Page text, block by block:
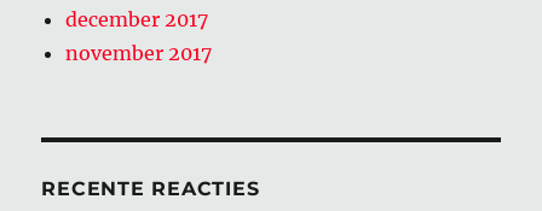
december 2017
november 2017
RECENTE REACTIES